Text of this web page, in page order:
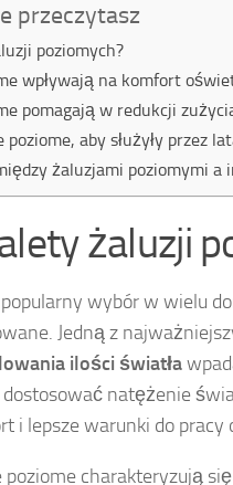
przeczytasz
poziomych?
wpływają na komfort
pomagają w redukcji
poziome, aby służyły przez
żaluzjami poziomymi a
żaluzji
wybór w wielu
Jedną z
ilości światła
natężenie
i lepsze warunki do pracy
poziome charakteryzują